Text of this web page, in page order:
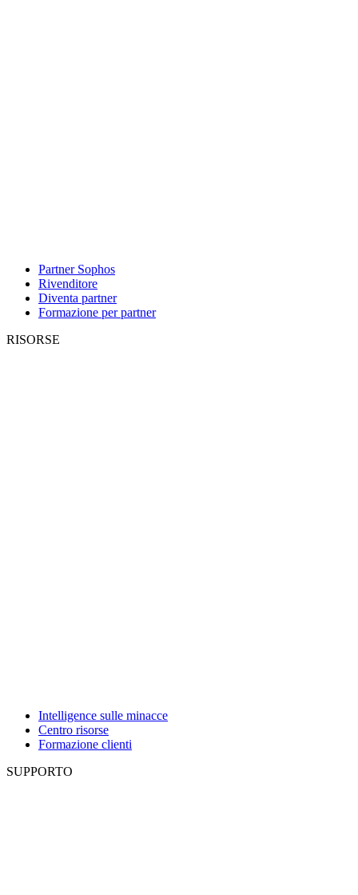
Partner Sophos
Rivenditore
Diventa partner
Formazione per partner
RISORSE
Intelligence sulle minacce
Centro risorse
Formazione clienti
SUPPORTO